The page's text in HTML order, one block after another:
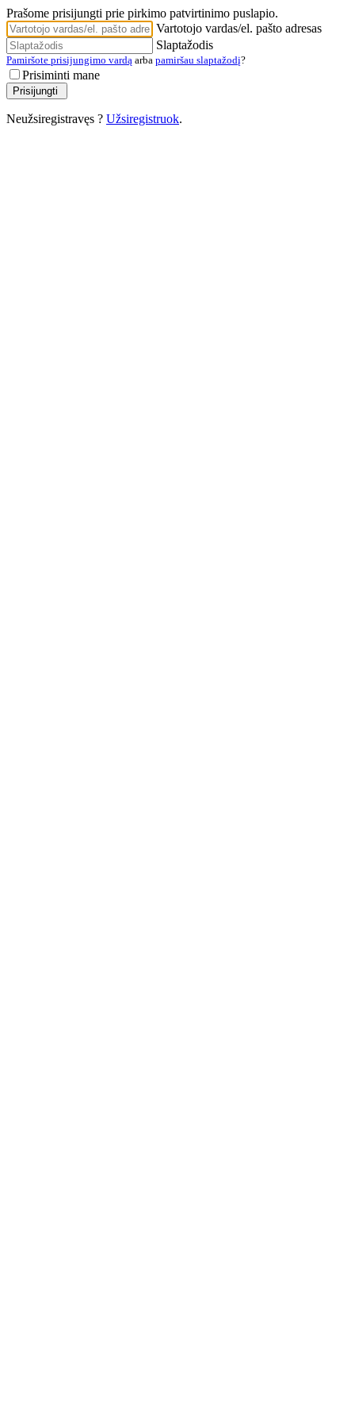
Prašome prisijungti prie pirkimo patvirtinimo puslapio.
Vartotojo vardas/el. pašto adresas
Slaptažodis
Pamiršote prisijungimo vardą arba pamiršau slaptažodį?
Prisiminti mane
Neužsiregistravęs ? Užsiregistruok.